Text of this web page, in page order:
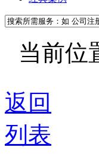
当前位
返回
列表